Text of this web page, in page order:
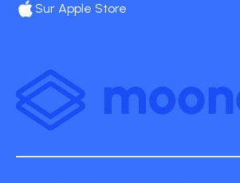
Sur Apple Store